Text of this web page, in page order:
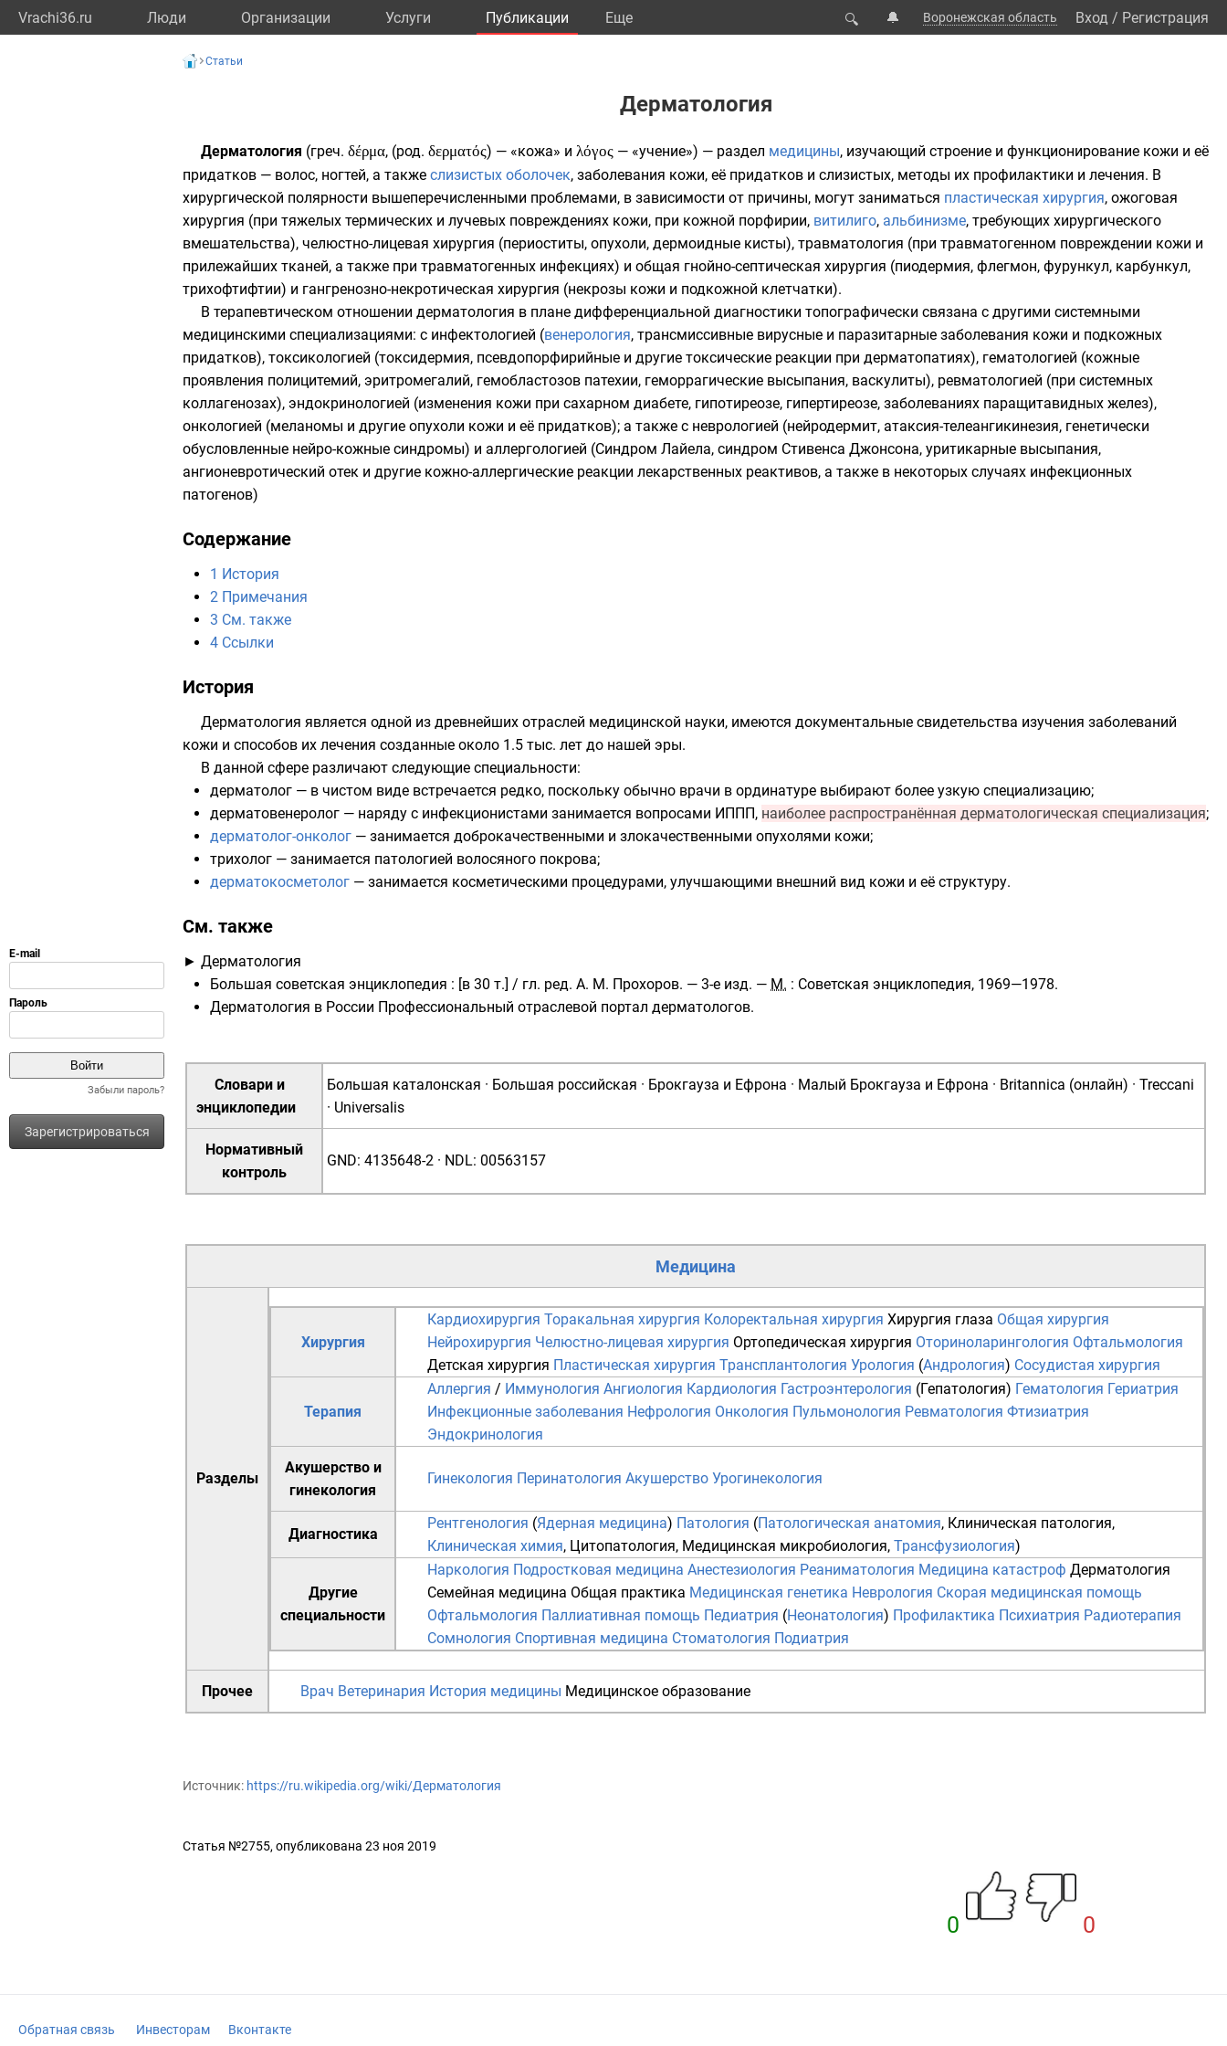
Vrachi36.ru Люди Организации Услуги Публикации Eще 🔍 🔔 Воронежская область Вход / Регистрация
Забыли пароль?
Зарегистрироваться
Статьи
Дерматология
Дерматология (греч. δέρμα, (род. δερματός) — «кожа» и λόγος — «учение») — раздел медицины, изучающий строение и функционирование кожи и её
придатков — волос, ногтей, а также слизистых оболочек, заболевания кожи, её придатков и слизистых, методы их профилактики и лечения. В
хирургической полярности вышеперечисленными проблемами, в зависимости от причины, могут заниматься пластическая хирургия, ожоговая
хирургия (при тяжелых термических и лучевых повреждениях кожи, при кожной порфирии, витилиго, альбинизме, требующих хирургического
вмешательства), челюстно-лицевая хирургия (периоститы, опухоли, дермоидные кисты), травматология (при травматогенном повреждении кожи и
прилежайших тканей, а также при травматогенных инфекциях) и общая гнойно-септическая хирургия (пиодермия, флегмон, фурункул, карбункул,
трихофтифтии) и гангренозно-некротическая хирургия (некрозы кожи и подкожной клетчатки).
В терапевтическом отношении дерматология в плане дифференциальной диагностики топографически связана с другими системными
медицинскими специализациями: с инфектологией (венерология, трансмиссивные вирусные и паразитарные заболевания кожи и подкожных
придатков), токсикологией (токсидермия, псевдопорфирийные и другие токсические реакции при дерматопатиях), гематологией (кожные
проявления полицитемий, эритромегалий, гемобластозов патехии, геморрагические высыпания, васкулиты), ревматологией (при системных
коллагенозах), эндокринологией (изменения кожи при сахарном диабете, гипотиреозе, гипертиреозе, заболеваниях паращитавидных желез),
онкологией (меланомы и другие опухоли кожи и её придатков); а также с неврологией (нейродермит, атаксия-телеангикинезия, генетически
обусловленные нейро-кожные синдромы) и аллергологией (Синдром Лайела, синдром Стивенса Джонсона, уритикарные высыпания,
ангионевротический отек и другие кожно-аллергические реакции лекарственных реактивов, а также в некоторых случаях инфекционных
патогенов)
Содержание
1 История
2 Примечания
3 См. также
4 Ссылки
История
Дерматология является одной из древнейших отраслей медицинской науки, имеются документальные свидетельства изучения заболеваний
кожи и способов их лечения созданные около 1.5 тыс. лет до нашей эры.
В данной сфере различают следующие специальности:
дерматолог — в чистом виде встречается редко, поскольку обычно врачи в ординатуре выбирают более узкую специализацию;
дерматовенеролог — наряду с инфекционистами занимается вопросами ИППП, наиболее распространённая дерматологическая специализация;
дерматолог-онколог — занимается доброкачественными и злокачественными опухолями кожи;
трихолог — занимается патологией волосяного покрова;
дерматокосметолог — занимается косметическими процедурами, улучшающими внешний вид кожи и её структуру.
См. также
► Дерматология
Большая советская энциклопедия : [в 30 т.] / гл. ред. А. М. Прохоров. — 3-е изд. — М. : Советская энциклопедия, 1969—1978.
Дерматология в России Профессиональный отраслевой портал дерматологов.
Словари и
энциклопедии
Большая каталонская · Большая российская · Брокгауза и Ефрона · Малый Брокгауза и Ефрона · Britannica (онлайн) · Treccani
· Universalis
Нормативный
контроль
GND: 4135648-2 · NDL: 00563157
Медицина
Разделы
Хирургия
Кардиохирургия Торакальная хирургия Колоректальная хирургия Хирургия глаза Общая хирургия
Нейрохирургия Челюстно-лицевая хирургия Ортопедическая хирургия Оториноларингология Офтальмология
Детская хирургия Пластическая хирургия Трансплантология Урология (Андрология) Сосудистая хирургия
Терапия
Аллергия / Иммунология Ангиология Кардиология Гастроэнтерология (Гепатология) Гематология Гериатрия
Инфекционные заболевания Нефрология Онкология Пульмонология Ревматология Фтизиатрия
Эндокринология
Акушерство и
гинекология
Гинекология Перинатология Акушерство Урогинекология
Диагностика
Рентгенология (Ядерная медицина) Патология (Патологическая анатомия, Клиническая патология,
Клиническая химия, Цитопатология, Медицинская микробиология, Трансфузиология)
Другие
специальности
Наркология Подростковая медицина Анестезиология Реаниматология Медицина катастроф Дерматология
Семейная медицина Общая практика Медицинская генетика Неврология Скорая медицинская помощь
Офтальмология Паллиативная помощь Педиатрия (Неонатология) Профилактика Психиатрия Радиотерапия
Сомнология Спортивная медицина Стоматология Подиатрия
Прочее Врач Ветеринария История медицины Медицинское образование
Источник: https://ru.wikipedia.org/wiki/Дерматология
Статья №2755, опубликована 23 ноя 2019
0 0
Обратная связь Инвесторам Вконтакте